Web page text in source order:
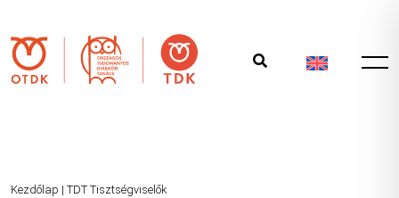
Kezdőlap | TDT Tisztségviselők